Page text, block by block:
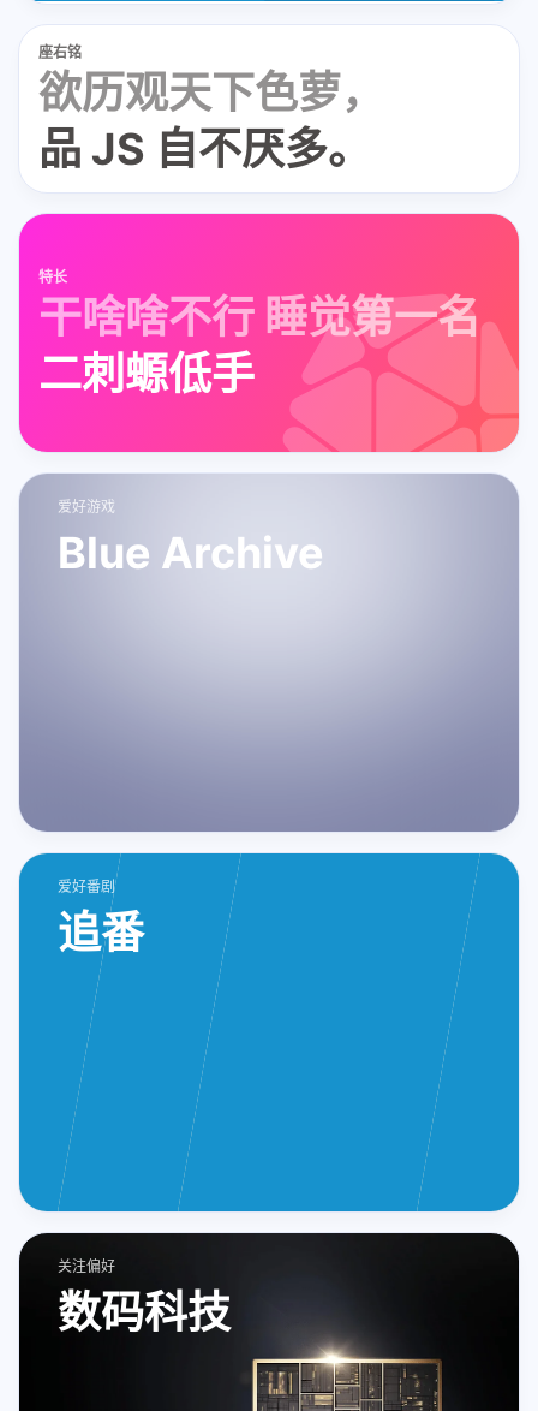
座右铭
欲历观天下色萝，
品 JS 自不厌多。
特长
干啥啥不行 睡觉第一名
二刺螈低手
爱好游戏
Blue Archive
爱好番剧
追番
关注偏好
数码科技